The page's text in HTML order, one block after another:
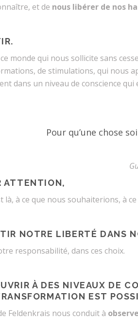
et de nous libérer de nos
monde qui nous sollicite sans
de stimulations, qui nous
dans un niveau de conscience qui
Pour qu’une chose
ATTENTION,
là, à ce que nous souhaiterions, à
NOTRE LIBERTÉ DANS
responsabilité, dans ces choix.
À DES NIVEAUX DE
EST
Feldenkrais nous conduit à